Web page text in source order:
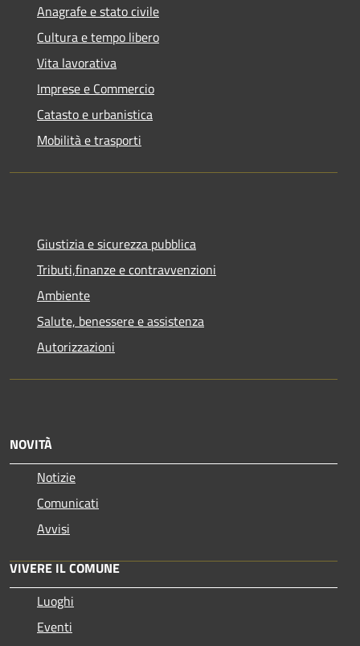
Anagrafe e stato civile
Cultura e tempo libero
Vita lavorativa
Imprese e Commercio
Catasto e urbanistica
Mobilità e trasporti
Giustizia e sicurezza pubblica
Tributi,finanze e contravvenzioni
Ambiente
Salute, benessere e assistenza
Autorizzazioni
NOVITÀ
Notizie
Comunicati
Avvisi
VIVERE IL COMUNE
Luoghi
Eventi